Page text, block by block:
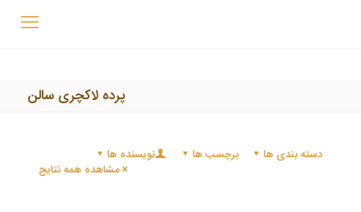
پرده لاکچری سالن
دسته بندی ها برچسب ها
نویسنده ها
مشاهده همه نتایج